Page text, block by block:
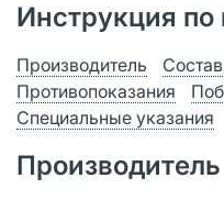
Инструкция
Производитель Состав
Противопоказания
Специальные указания
Производитель